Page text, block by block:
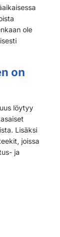
ole
on
löytyy
Lisäksi
joissa
ja